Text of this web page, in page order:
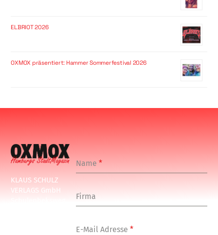
ELBRIOT 2026
OXMOX präsentiert: Hammer Sommerfestival 2026
KLAUS SCHULZ
VERLAGS GmbH
Name*
Firma
E-Mail Adresse*